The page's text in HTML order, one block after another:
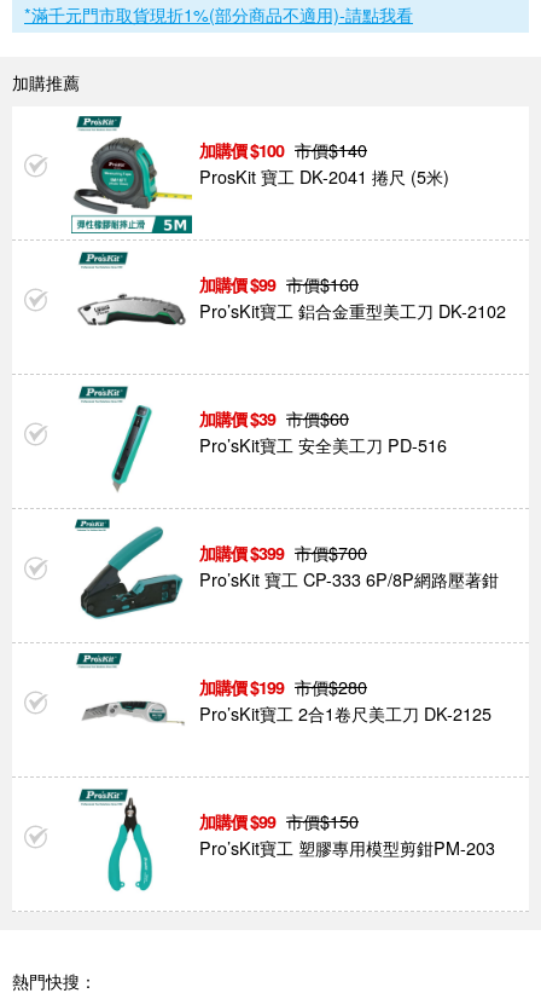
*滿千元門市取貨現折1%(部分商品不適用)-請點我看
加購推薦
100 市價$140
ProsKit 寶工 DK-2041 捲尺 (5米)
99 市價$160
Pro’sKit寶工 鋁合金重型美工刀 DK-2102
39 市價$60
Pro’sKit寶工 安全美工刀 PD-516
399 市價$700
Pro’sKit 寶工 CP-333 6P/8P網路壓著鉗
199 市價$280
Pro’sKit寶工 2合1卷尺美工刀 DK-2125
99 市價$150
Pro’sKit寶工 塑膠專用模型剪鉗PM-203
熱門快搜：